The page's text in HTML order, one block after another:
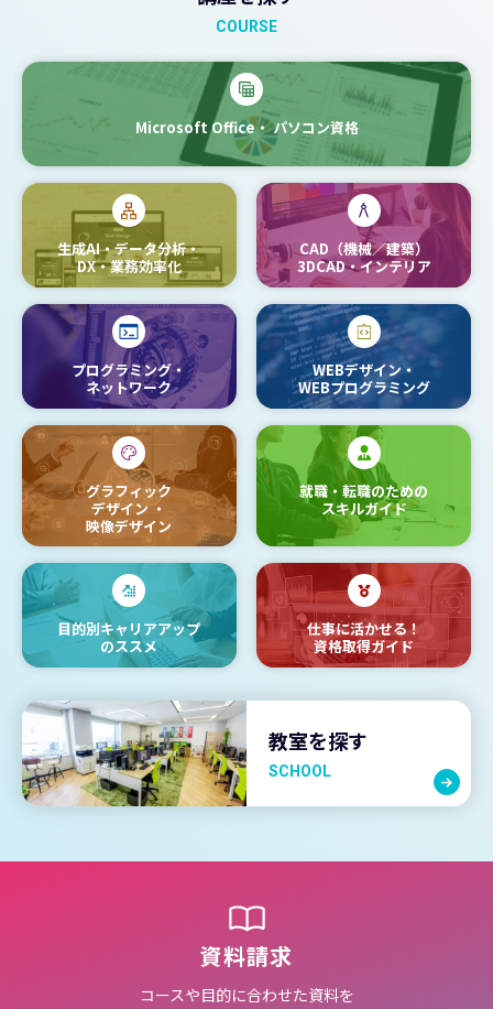
COURSE
Microsoft Office・パソコン資格
生成AI・データ分析・
DX・業務効率化
CAD（機械／建築）
3DCAD・インテリア
プログラミング・
ネットワーク
WEBデザイン・
WEBプログラミング
グラフィック
デザイン・
映像デザイン
就職・転職のための
スキルガイド
目的別キャリアアップ
のススメ
仕事に活かせる！
資格取得ガイド
教室を探す
SCHOOL
資料請求
コースや目的に合わせた資料を